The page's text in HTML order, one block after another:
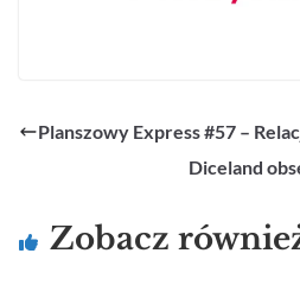
Planszowy Express #57 –
Diceland
Zobacz